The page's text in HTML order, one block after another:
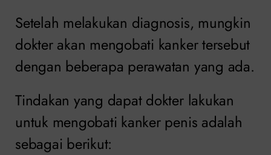
Setelah melakukan diagnosis, mungkin
dokter akan mengobati kanker tersebut
dengan beberapa perawatan yang ada.
Tindakan yang dapat dokter lakukan
untuk mengobati kanker penis adalah
sebagai berikut: